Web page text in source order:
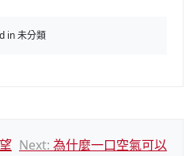
in 未分類
Next: 為什麼一口空氣可以